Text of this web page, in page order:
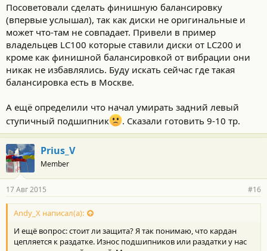
Посоветовали сделать финишную балансировку
(впервые услышал), так как диски не оригинальные и
может что-там не совпадает. Привели в пример
владельцев LC100 которые ставили диски от LC200 и
кроме как финишной балансировкой от вибрации они
никак не избавлялись. Буду искать сейчас где такая
балансировка есть в Москве.
А ещё определили что начал умирать задний левый
ступичный подшипник
. Сказали готовить 9-10 тр.
Prius_V
Member
17 Авг 2015 #16
Andy_X написал(а):
И ещё вопрос: стоит ли защита? Я так понимаю, что кардан
цепляется к раздатке. Износ подшипников или раздатки у нас